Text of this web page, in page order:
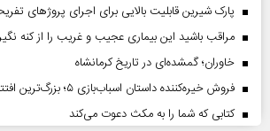
پارک شیرین قابلیت‌ بالایی برای اجرای پروژهای
مراقب باشید این بیماری عجیب و غریب را از کنه
خاوران؛ گمشده‌ای در تاریخ کرمانشاه
فروش خیره‌کننده داستان اسباب‌بازی ۵؛ بزرگ‌ترین افتتاحیه سال برای پیکسار
کتابی که شما را به مکث دعوت می‌کند